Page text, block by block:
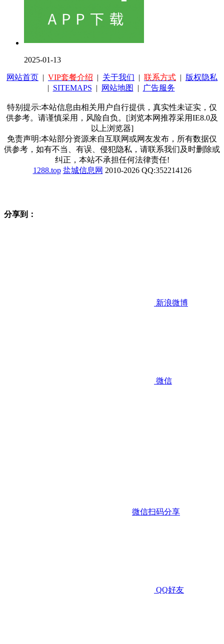
2025-01-13
网站首页 | VIP套餐介绍 | 关于我们 | 联系方式 | 版权隐私
| SITEMAPS | 网站地图 | 广告服务
特别提示:本站信息由相关用户自行提供，真实性未证实，仅
供参考。请谨慎采用，风险自负。[浏览本网推荐采用IE8.0及
以上浏览器]
免责声明:本站部分资源来自互联网或网友发布，所有数据仅
供参考，如有不当、有误、侵犯隐私，请联系我们及时删除或
纠正，本站不承担任何法律责任!
1288.top 盐城信息网 2010-2026 QQ:352214126
分享到：
新浪微博
微信
微信扫码分享
QQ好友